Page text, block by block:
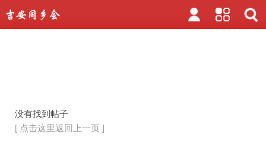
没有找到帖子
[ 点击这里返回上一页 ]